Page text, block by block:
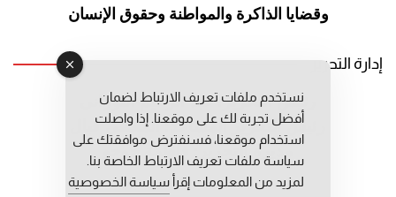
وقضايا الذاكرة والمواطنة وحقوق الإنسان
إدارة التحرير
رئيس التحرير: عبد الرحيم التوراني
رئيس التحرير المساعد: المعطي قبال
مديرة التحرير: فاطمة حوحو
نستخدم ملفات تعريف الارتباط لضمان
أفضل تجربة لك على موقعنا. إذا واصلت
استخدام موقعنا، فسنفترض موافقتك على
سياسة ملفات تعريف الارتباط الخاصة بنا.
لمزيد من المعلومات إقرأ سياسة الخصوصية